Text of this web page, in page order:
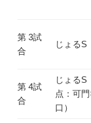
第 3試
合
じょるS
第 4試
合
じょるS
点：可
口）